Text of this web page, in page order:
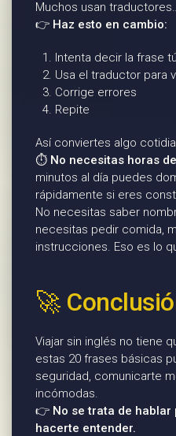
Muchos usan
👉 Haz esto en cambio:
Intenta decir la frase
Usa el traductor para
Corrige errores
Repite
Así conviertes algo
⏱️ No necesitas horas
minutos al día puedes
rápidamente si eres
No necesitas saber
necesitas pedir comida,
instrucciones. Eso es lo
🚀
Viajar sin inglés no tiene
estas 20 frases básicas
seguridad, comunicarte
incómodas.
👉 No se trata de
hacerte entender.